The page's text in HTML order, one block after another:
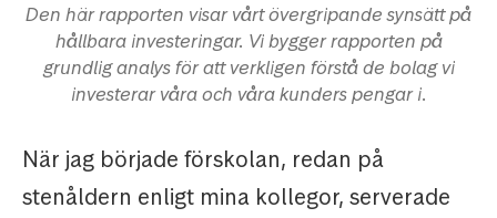
Den här rapporten visar vårt övergripande synsätt på
hållbara investeringar. Vi bygger rapporten på
grundlig analys för att verkligen förstå de bolag vi
investerar våra och våra kunders pengar i.
När jag började förskolan, redan på
stenåldern enligt mina kollegor, serverade